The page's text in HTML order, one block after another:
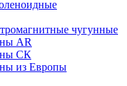
чугунные
AR
СК
из Европы